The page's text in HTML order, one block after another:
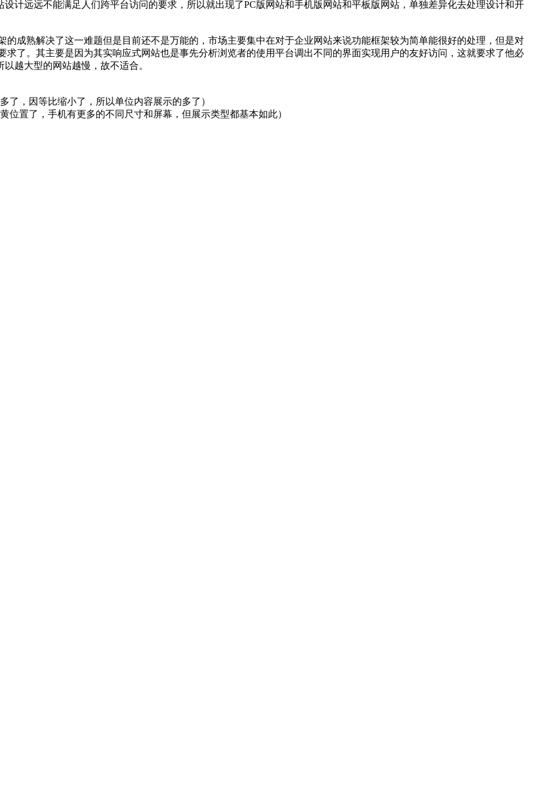
计远远不能满足人们跨平台访问的要求，所以就出现了PC版网站和手机版网站和平板版网站，单独差异化去处理设计和开
的成熟解决了这一难题但是目前还不是万能的，市场主要集中在对于企业网站来说功能框架较为简单能很好的处理，但是对
求了。其主要是因为其实响应式网站也是事先分析浏览者的使用平台调出不同的界面实现用户的友好访问，这就要求了他必
越大型的网站越慢，故不适合。
了，因等比缩小了，所以单位内容展示的多了）
置了，手机有更多的不同尺寸和屏幕，但展示类型都基本如此）